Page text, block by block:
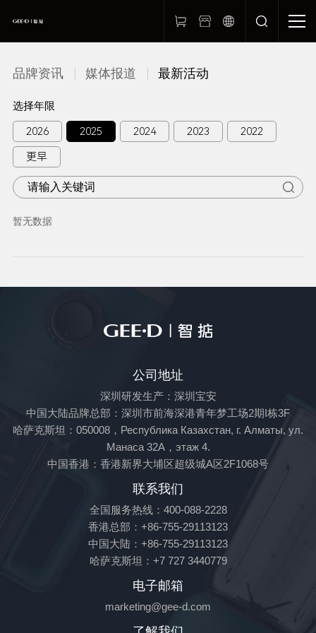
品牌资讯 媒体报道 最新活动
选择年限
2026 2025 2024 2023
2022
更早
暂无数据
公司地址
深圳研发生产：深圳宝安
中国大陆品牌总部：深圳市前海深港青年梦工场2期I栋3F
哈萨克斯坦：050008，Республика Казахстан, г. Алматы, ул.
Манаса 32A，этаж 4.
中国香港：香港新界大埔区超级城A区2F1068号
联系我们
全国服务热线：400-088-2228
香港总部：+86-755-29113123
中国大陆：+86-755-29113123
哈萨克斯坦：+7 727 3440779
电子邮箱
marketing@gee-d.com